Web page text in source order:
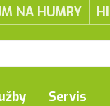
NA HUMRY
Servis